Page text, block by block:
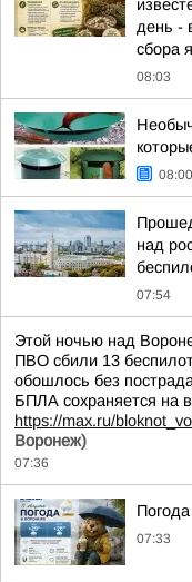
день -
сбора
08:03
08:00
над
07:54
Этой ночью над
ПВО сбили 13
обошлось без
БПЛА сохраняется на
https://max.ru/
Воронеж)
07:36
07:33